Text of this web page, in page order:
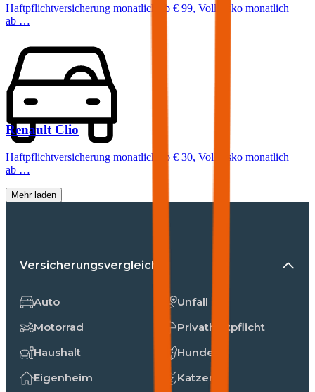
Haftpflichtversicherung monatlich ab € 99, Vollkasko monatlich
ab …
Renault Clio
Haftpflichtversicherung monatlich ab € 30, Vollkasko monatlich
ab …
Mehr laden
Versicherungsvergleiche
Auto
Motorrad
Haushalt
Eigenheim
Unfall
Privathaftpflicht
Hunde
Katzen